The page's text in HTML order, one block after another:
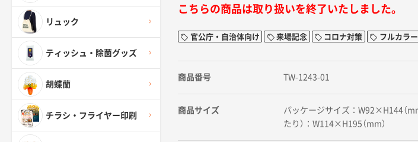
リュック
ティッシュ・除菌グッズ
胡蝶蘭
チラシ・フライヤー印刷
こちらの商品は取り扱いを終了いたしました。
官公庁・自治体向け 来場記念 コロナ対策 フルカラー
商品番号 TW-1243-01
商品サイズ
パッケージサイズ：W92×H144（
たり）：W114×H195（mm）